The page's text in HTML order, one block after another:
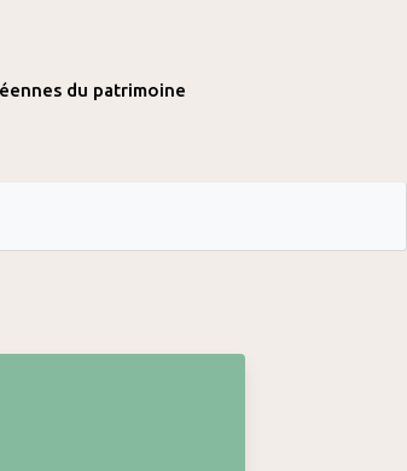
du patrimoine